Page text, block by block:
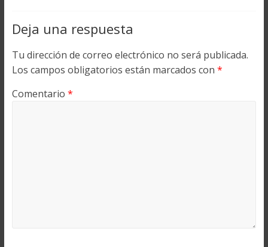
Deja una respuesta
Tu dirección de correo electrónico no será publicada.
Los campos obligatorios están marcados con *
Comentario *